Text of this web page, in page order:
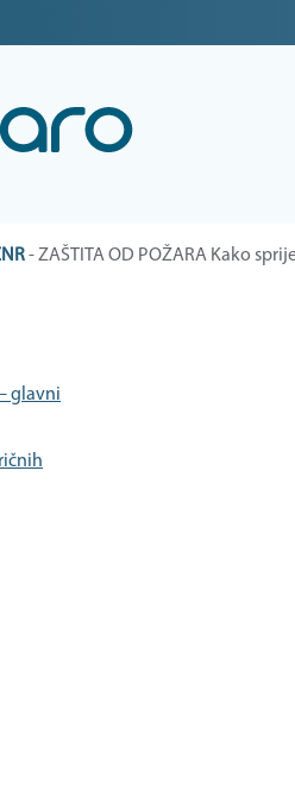
-ZAŠTITA OD POŽARA Kako
glavni